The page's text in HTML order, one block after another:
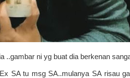
..gambar ni yg buat dia berkenan
SA tu msg SA..mulanya SA risau